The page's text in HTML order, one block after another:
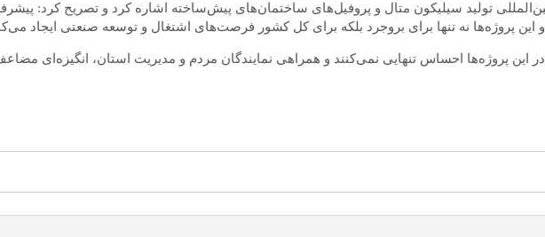
و این پروژه‌ها نه تنها برای بروجرد بلکه برای کل کشور فرصت‌های اشتغال و توسعه صنعتی ایجاد
این پروژه‌ها احساس تنهایی نمی‌کنند و همراهی نمایندگان مردم و مدیریت استان، انگیزه‌ای